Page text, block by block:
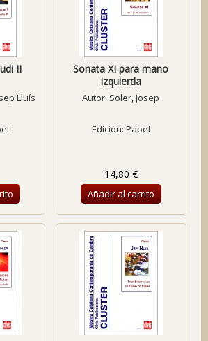
II
Lluís
Sonata XI para mano
izquierda
Autor: Soler, Josep
Edición: Papel
14,80 €
Añadir al carrito